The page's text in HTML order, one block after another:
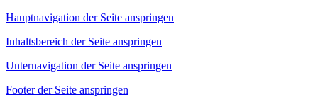
Hauptnavigation der Seite anspringen
Inhaltsbereich der Seite anspringen
Unternavigation der Seite anspringen
Footer der Seite anspringen